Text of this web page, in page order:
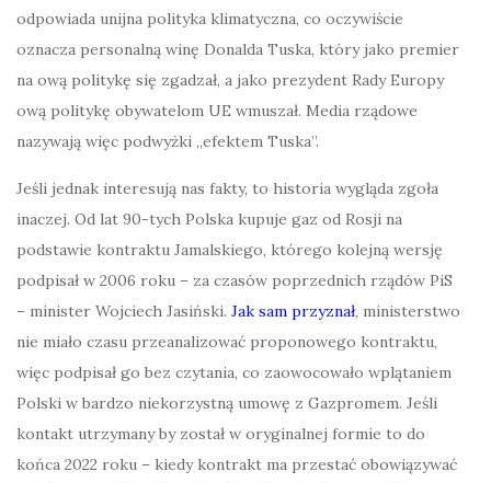
odpowiada unijna polityka klimatyczna, co oczywiście
oznacza personalną winę Donalda Tuska, który jako premier
na ową politykę się zgadzał, a jako prezydent Rady Europy
ową politykę obywatelom UE wmuszał. Media rządowe
nazywają więc podwyżki „efektem Tuska”.
Jeśli jednak interesują nas fakty, to historia wygląda zgoła
inaczej. Od lat 90-tych Polska kupuje gaz od Rosji na
podstawie kontraktu Jamalskiego, którego kolejną wersję
podpisał w 2006 roku – za czasów poprzednich rządów PiS
– minister Wojciech Jasiński. Jak sam przyznał, ministerstwo
nie miało czasu przeanalizować proponowego kontraktu,
więc podpisał go bez czytania, co zaowocowało wplątaniem
Polski w bardzo niekorzystną umowę z Gazpromem. Jeśli
kontakt utrzymany by został w oryginalnej formie to do
końca 2022 roku – kiedy kontrakt ma przestać obowiązywać